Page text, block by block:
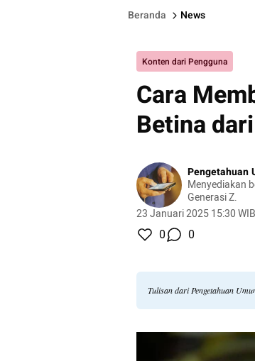
Beranda News
Konten dari Pengguna
Cara
Betina
Pengetahuan
Menyediakan
Generasi Z.
23 Januari 2025 15:30 WIB
0 0
Tulisan dari Pengetahuan